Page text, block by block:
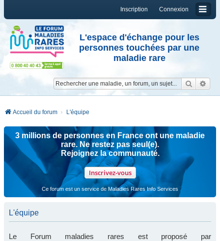
Connexion
Inscription
L'espace d'échange pour les
personnes touchées par une
maladie rare
Accueil du forum L'équipe
3 millions de personnes en France ont une maladie
rare. Ne restez pas seul(e).
Rejoignez la communauté.
Inscrivez-vous
Ce forum est un service de Maladies Rares Info Services
L'équipe
Le Forum maladies rares est proposé par